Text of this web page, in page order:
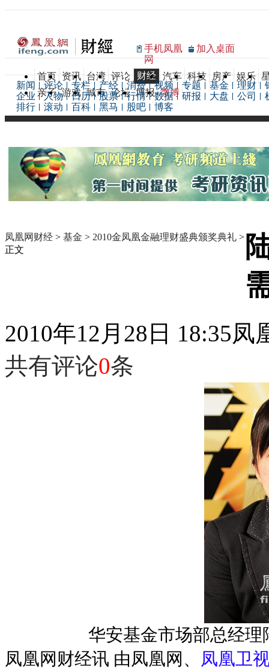
手机凤凰
网
加入桌面
首页 资讯 台湾 评论 财经 汽车 科技 房产 娱乐
亲子 游戏 城市 论坛 博报 微博
新闻 评论 专栏 产经 消费 视频 专题 基金 理财
企业
人物 日历 股票 行情 数据 研报 大盘 公司
排行
滚动 百科 黑马 股吧 博客
凤凰网财经 > 基金 > 2010金凤凰金融理财盛典颁奖典礼 >
正文
2010年12月28日 18:35凤
共有评论0条
华安基金市场部总经
凤凰网财经讯 由凤凰网、 凤凰卫